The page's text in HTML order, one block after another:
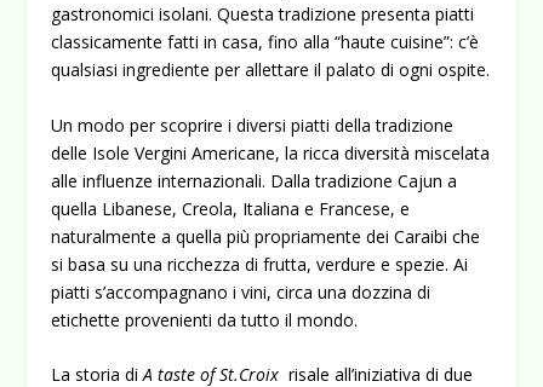
gastronomici isolani. Questa tradizione presenta piatti
classicamente fatti in casa, fino alla “haute cuisine”: c’è
qualsiasi ingrediente per allettare il palato di ogni ospite.
Un modo per scoprire i diversi piatti della tradizione
delle Isole Vergini Americane, la ricca diversità miscelata
alle influenze internazionali. Dalla tradizione Cajun a
quella Libanese, Creola, Italiana e Francese, e
naturalmente a quella più propriamente dei Caraibi che
si basa su una ricchezza di frutta, verdure e spezie. Ai
piatti s’accompagnano i vini, circa una dozzina di
etichette provenienti da tutto il mondo.
La storia diA taste of St.Croix risale all’iniziativa di due